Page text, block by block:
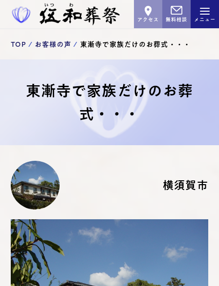
メニュー
無料相談
アクセス
TOP お客様の声 東漸寺で家族だけのお葬式・・・
東漸寺で家族だけのお葬
式・・・
横須賀市